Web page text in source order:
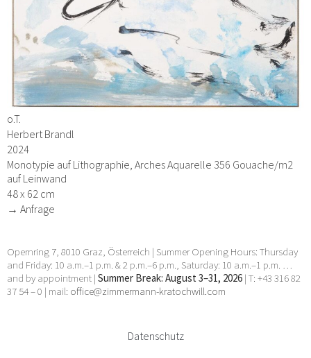
o.T.
Herbert Brandl
2024
Monotypie auf Lithographie, Arches Aquarelle 356 Gouache/m2
auf Leinwand
48 x 62 cm
→ Anfrage
Opernring 7, 8010 Graz, Österreich | Summer Opening Hours: Thursday
and Friday: 10 a.m.–1 p.m. & 2 p.m.–6 p.m., Saturday: 10 a.m.–1 p.m. …
and by appointment | Summer Break: August 3–31, 2026 | T: +43 316 82
37 54 – 0 | mail: office@zimmermann-kratochwill.com
Datenschutz